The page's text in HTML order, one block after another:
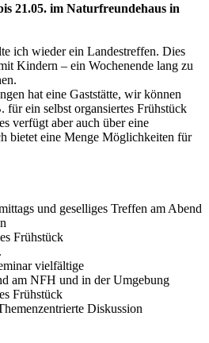
21.05. im Naturfreundehaus in
ich wieder ein Landestreffen. Dies
Kindern – ein Wochenende lang zu
hat eine Gaststätte, wir können
für ein selbst organsiertes Frühstück
verfügt aber auch über eine
bietet eine Menge Möglichkeiten für
und geselliges Treffen am Abend
Frühstück
vielfältige
am NFH und in der Umgebung
Frühstück
Diskussion